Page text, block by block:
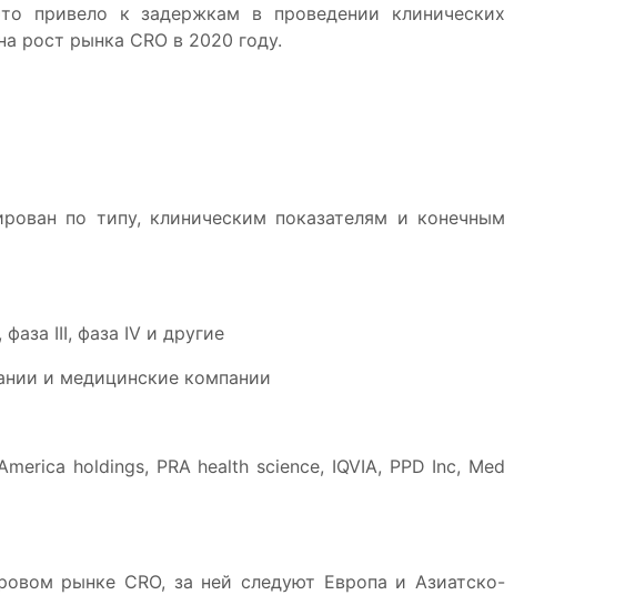
привело к задержкам в проведении клинических
рост рынка CRO в 2020 году.
по типу, клиническим показателям и конечным
III, фаза IV и другие
и медицинские компании
holdings, PRA health science, IQVIA, PPD Inc, Med
рынке CRO, за ней следуют Европа и Азиатско-